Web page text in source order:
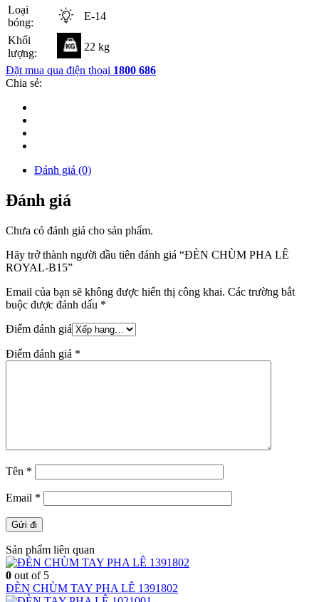
Loại
bóng:
E-14
Khối
lượng:
22 kg
Đặt mua qua điện thoại 1800 686
Chia sẻ:
Đánh giá (0)
Đánh giá
Chưa có đánh giá cho sản phẩm.
Hãy trở thành người đầu tiên đánh giá “ĐÈN CHÙM PHA LÊ
ROYAL-B15”
Email của bạn sẽ không được hiển thị công khai. Các trường bắt
buộc được đánh dấu *
Điểm đánh giá
Điểm đánh giá *
Tên *
Email *
Sản phẩm liên quan
0 out of 5
ĐÈN CHÙM TAY PHA LÊ 1391802